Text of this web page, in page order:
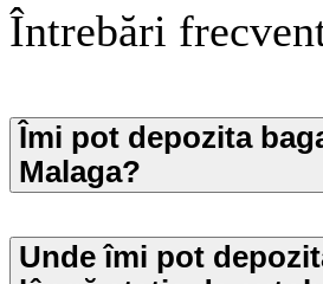
Întrebări
Îmi pot depozita
Malaga?
Unde îmi pot